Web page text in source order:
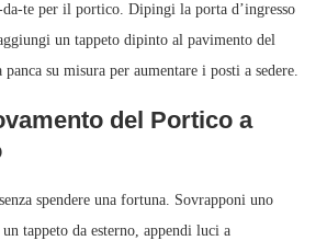
te per il portico. Dipingi la porta d’ingresso
un tappeto dipinto al pavimento del
su misura per aumentare i posti a sedere.
del Portico a
spendere una fortuna. Sovrapponi uno
tappeto da esterno, appendi luci a